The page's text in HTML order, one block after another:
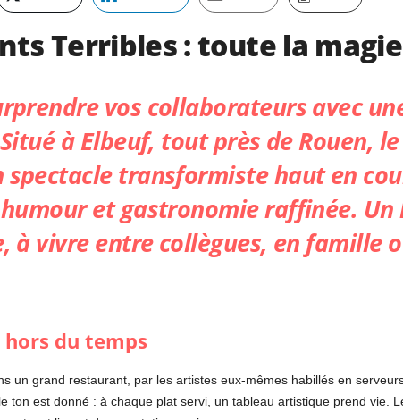
Terribles : toute la
vos collaborateurs avec
à Elbeuf, tout près de Rouen,
spectacle transformiste haut en
et gastronomie raffinée. Un
à vivre entre collègues, en famille
du temps
un grand restaurant, par les artistes eux-mêmes habillés en
ton est donné : à chaque plat servi, un tableau artistique prend vie.